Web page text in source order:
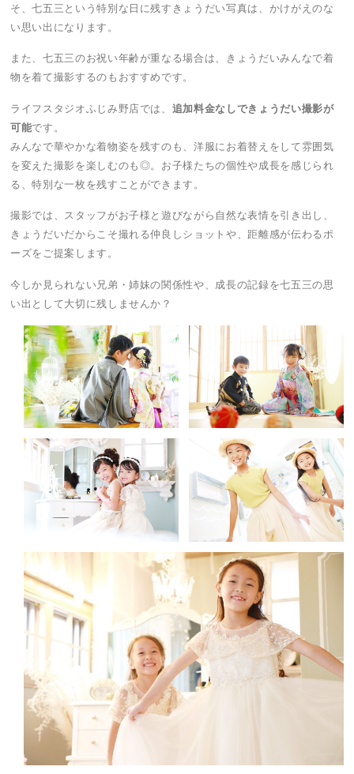
そ、七五三という特別な日に残すきょうだい写真は、かけがえのな
い思い出になります。
また、七五三のお祝い年齢が重なる場合は、きょうだいみんなで着
物を着て撮影するのもおすすめです。
ライフスタジオふじみ野店では、 追加料金なしできょうだい撮影が
可能です。
みんなで華やかな着物姿を残すのも、洋服にお着替えをして雰囲気
を変えた撮影を楽しむのも◎。お子様たちの個性や成長を感じられ
る、特別な一枚を残すことができます。
撮影では、スタッフがお子様と遊びながら自然な表情を引き出し、
きょうだいだからこそ撮れる仲良しショットや、距離感が伝わるポ
ーズをご提案します。
今しか見られない兄弟・姉妹の関係性や、成長の記録を七五三の思
い出として大切に残しませんか？